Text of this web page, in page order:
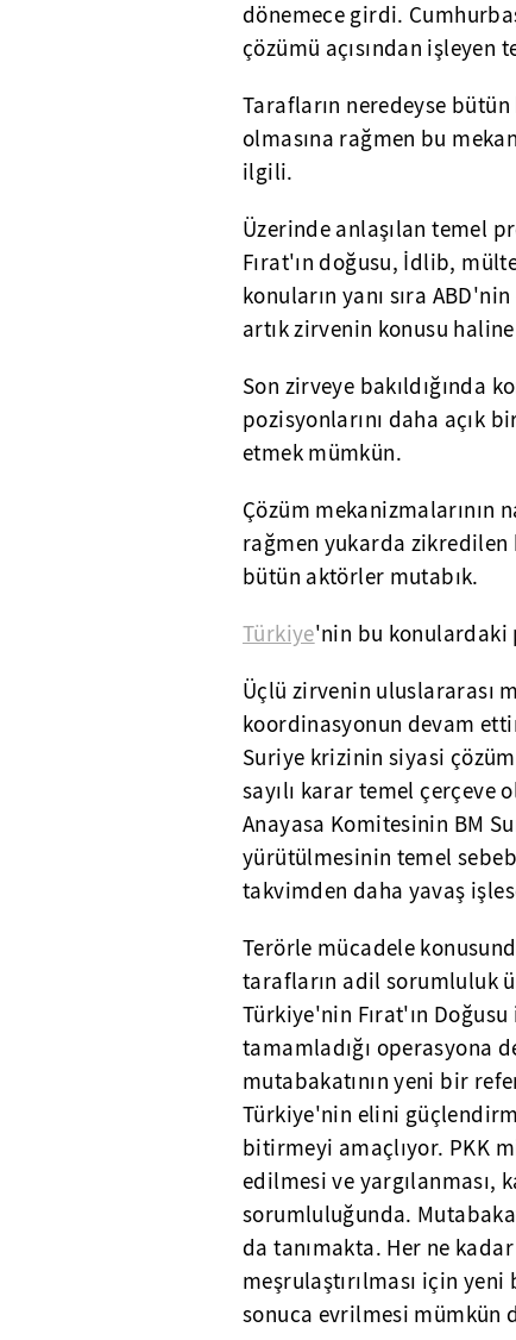
dönemece girdi.
çözümü açısından işleyen
Tarafların neredeyse
olmasına rağmen bu
ilgili.
Üzerinde anlaşılan temel
Fırat'ın doğusu, İdlib,
konuların yanı sıra
artık zirvenin konusu
Son zirveye bakıldığında
pozisyonlarını daha açık
etmek mümkün.
Çözüm mekanizmalarının
rağmen yukarda zikredilen
bütün aktörler mutabık.
Türkiye'nin bu konulardaki
Üçlü zirvenin uluslararası
koordinasyonun devam
Suriye krizinin siyasi
sayılı karar temel çerçeve
Anayasa Komitesinin BM
yürütülmesinin temel
takvimden daha yavaş
Terörle mücadele
tarafların adil sorumluluk
Türkiye'nin Fırat'ın
tamamladığı operasyona
mutabakatının yeni bir
Türkiye'nin elini
bitirmeyi amaçlıyor. PKK
edilmesi ve yargılanması,
sorumluluğunda.
da tanımakta. Her ne kadar
meşrulaştırılması için
sonuca evrilmesi mümkün